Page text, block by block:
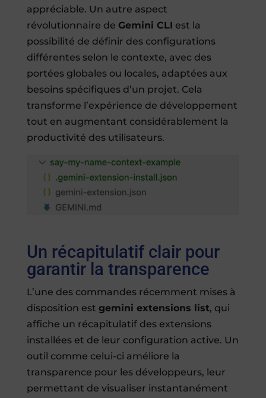
appréciable. Un autre aspect
révolutionnaire de Gemini CLI est la
possibilité de définir des configurations
différentes selon le contexte, avec des
portées globales ou locales, adaptées aux
besoins spécifiques d’un projet. Cela
transforme l’expérience de développement
tout en augmentant considérablement la
productivité des utilisateurs.
Un récapitulatif clair pour
garantir la transparence
L’une des commandes récemment mises à
disposition est gemini extensions list, qui
affiche un récapitulatif des extensions
installées et de leur configuration active. Un
outil comme celui-ci améliore la
transparence pour les développeurs, leur
permettant de visualiser instantanément